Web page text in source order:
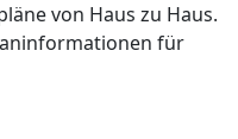
von Haus zu Haus.
für